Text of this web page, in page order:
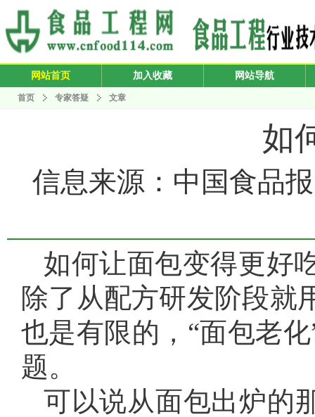
网站首页 加入收藏 网站导航
首页 专家答疑 文章
如
信息来源：中国食品
如何让面包变得更好
除了从配方研发阶段就
也是有限的， “面包老
题。
可以说从面包出炉的